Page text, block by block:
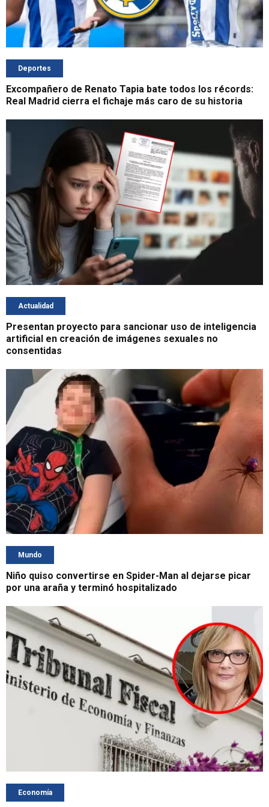
Deportes
Excompañero de Renato Tapia bate todos los récords:
Real Madrid cierra el fichaje más caro de su historia
Actualidad
Presentan proyecto para sancionar uso de inteligencia
artificial en creación de imágenes sexuales no
consentidas
Mundo
Niño quiso convertirse en Spider-Man al dejarse picar
por una araña y terminó hospitalizado
Economía